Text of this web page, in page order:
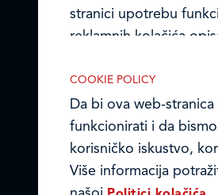
Obavijest o Privatnosti i Kolačići
Kodeks poslovnih načela
© Ledo d.o.o. 2026.
COOKIE POLICY
Da bi ova web-
funkcionirati i da
korisničko iskustvo,
Više informacija
stranici upotrebu
reklamnih kolačića
Nužni kolačići
Nužni kolačići